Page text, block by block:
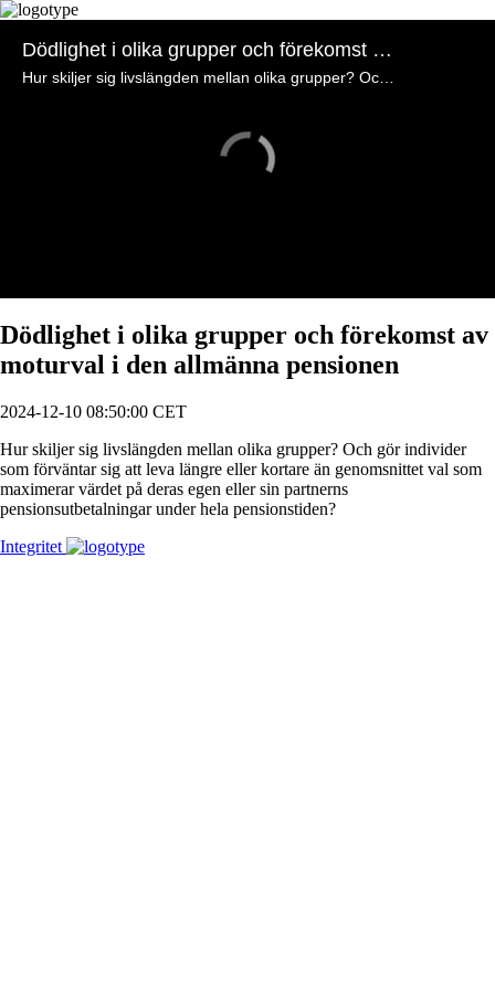
Videospelare
laddar.
Dödlighet i olika grupper och förekomst av moturval i den allmänna pensionen
Dödlighet i olika grupper och förekomst av
moturval i den allmänna pensionen
2024-12-10 08:50:00 CET
Hur skiljer sig livslängden mellan olika grupper? Och gör individer
som förväntar sig att leva längre eller kortare än genomsnittet val som
maximerar värdet på deras egen eller sin partnerns
pensionsutbetalningar under hela pensionstiden?
Integritet